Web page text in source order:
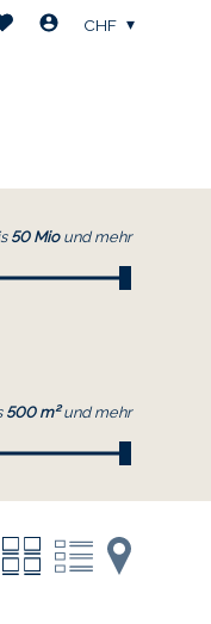
CHF
50 Mio und mehr
500 m² und mehr